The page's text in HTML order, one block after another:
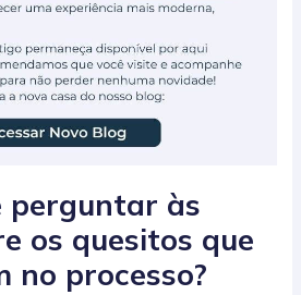
perguntar às
os quesitos que
no processo?